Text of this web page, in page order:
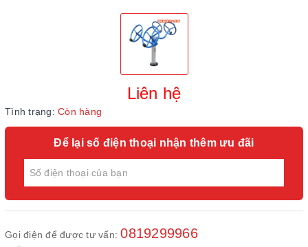
Liên hệ
Tình trạng: Còn hàng
Để lại số điện thoại nhận thêm ưu đãi
Gọi điện để được tư vấn:0819299966